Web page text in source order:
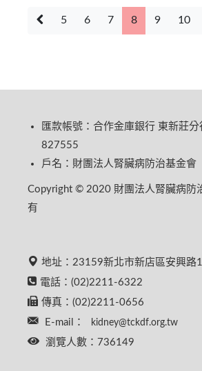
5 6 7 8 9 10
匯款帳號：合作金庫銀行 東新莊
827555
戶名：財團法人腎臟病防治基金會
Copyright © 2020 財團法人腎臟病防
有
地址：23159新北市新店區安興路
電話：(02)2211-6322
傳真：(02)2211-0656
E-mail：
kidney@tckdf.org.tw
瀏覽人數：736149